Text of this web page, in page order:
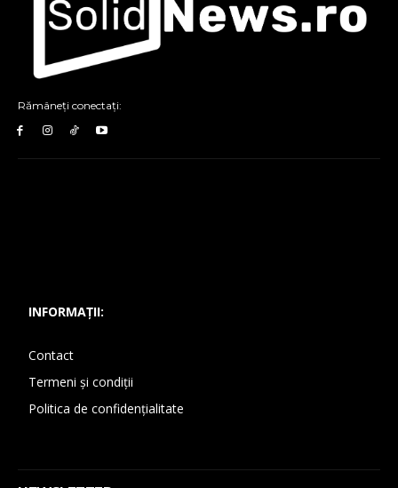
Rămâneți conectați:
INFORMAȚII:
Contact
Termeni și condiții
Politica de confidențialitate